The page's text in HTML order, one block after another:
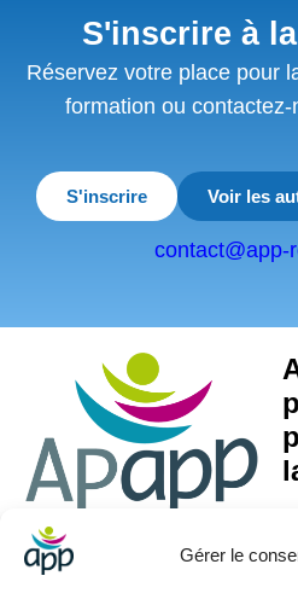
Gérer le
S'inscrire à
Réservez votre place pour
formation ou
S'inscrire Voir les
contact@app-